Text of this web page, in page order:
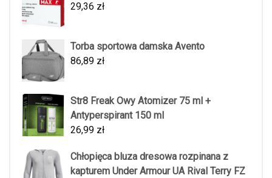
29,36 zł
Torba sportowa damska Avento
86,89 zł
Str8 Freak Owy Atomizer 75 ml +
Antyperspirant 150 ml
26,99 zł
Chłopięca bluza dresowa rozpinana z
kapturem Under Armour UA Rival Terry FZ